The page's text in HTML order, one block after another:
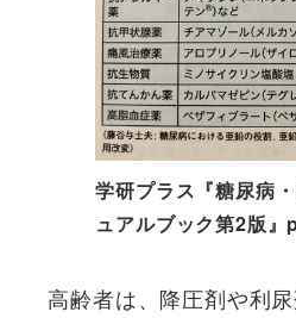
学研プラス『糖尿病
ュアルブック第2版』
高齢者は、降圧剤や利